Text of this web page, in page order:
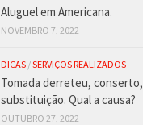
Aluguel em Americana.
NOVEMBRO 7, 2022
DICAS /SERVIÇOS REALIZADOS
Tomada derreteu, conserto,
substituição. Qual a causa?
OUTUBRO 27, 2022